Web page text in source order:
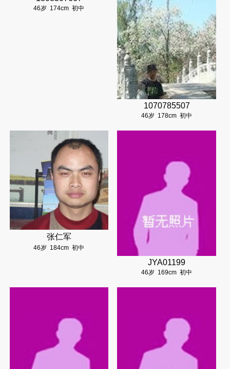
46岁 174cm 初中
1070785507
46岁 178cm 初中
张仁军
46岁 184cm 初中
JYA01199
46岁 169cm 初中